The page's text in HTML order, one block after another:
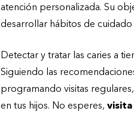
atención personalizada. Su
desarrollar hábitos de
Detectar y tratar las caries a
Siguiendo las
programando visitas
en tus hijos. No esperes, visita